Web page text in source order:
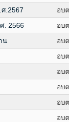
.2567 อบ
. 2566 อบ
น อบ
อบ
อบ
อบ
อบ
อบ